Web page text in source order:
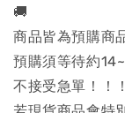
🚚
商品皆為預購商
預購須等待約
不接受急單！！